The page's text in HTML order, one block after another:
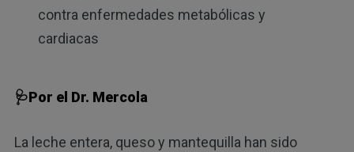
contra enfermedades metabólicas y
cardiacas
🩺Por el Dr. Mercola
La leche entera, queso y mantequilla han sido